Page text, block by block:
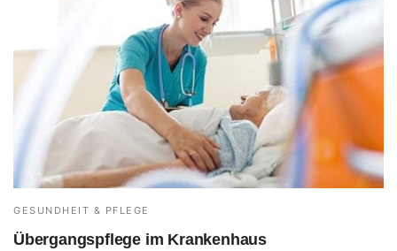
GESUNDHEIT & PFLEGE
Übergangspflege im Krankenhaus